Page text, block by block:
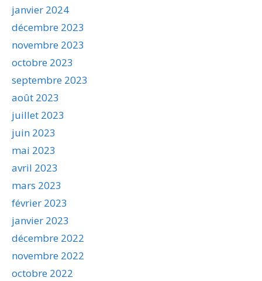
janvier 2024
décembre 2023
novembre 2023
octobre 2023
septembre 2023
août 2023
juillet 2023
juin 2023
mai 2023
avril 2023
mars 2023
février 2023
janvier 2023
décembre 2022
novembre 2022
octobre 2022